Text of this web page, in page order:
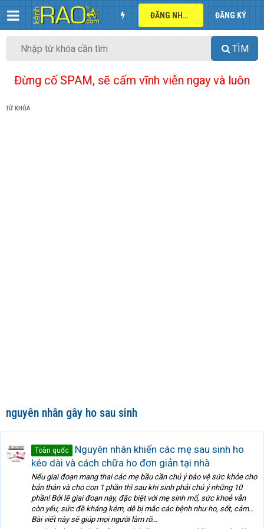
ĐĂNG NHẬP ĐĂNG KÝ
TÌM
Đừng cố SPAM, sẽ cấm vĩnh viễn ngay và luôn
TỪ KHÓA
nguyên nhân gây ho sau sinh
Toàn quốc
Nguyên nhân khiến các mẹ sau sinh ho
kéo dài và cách chữa ho đơn giản tại nhà
Nếu giai đoạn mang thai các mẹ bầu cần chú ý bảo vệ sức khỏe cho
bản thân và cho con 1 phần thì sau khi sinh phải chú ý những 10
phần! Bởi lẽ giai đoạn này, đặc biệt với mẹ sinh mổ, sức khoẻ vẫn
còn yếu, sức đề kháng kém, dễ bị mắc các bệnh như ho, sốt, cảm…
Bài viết này sẽ giúp mọi người làm rõ...